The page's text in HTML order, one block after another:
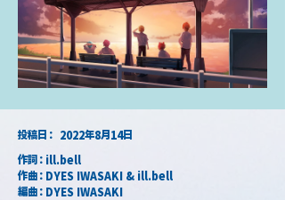
​投稿日： 2022年8月14日
作詞：ill.bell
作曲：DYES IWASAKI & ill.bell
編曲：DYES IWASAKI